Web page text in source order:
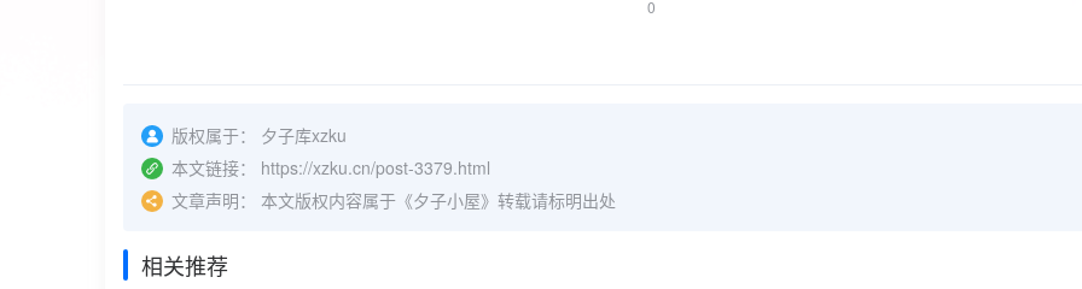
0
版权属于：
夕子库xzku
本文链接：
https://xzku.cn/post-3379.html
文章声明：
本文版权内容属于《夕子小屋》转载请标明出处
相关推荐